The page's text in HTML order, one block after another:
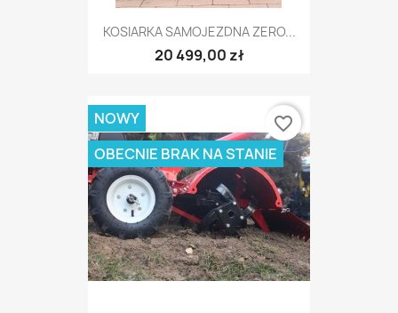
KOSIARKA SAMOJEZDNA ZERO...
20 499,00 zł
NOWY
OBECNIE BRAK NA STANIE
favorite_border